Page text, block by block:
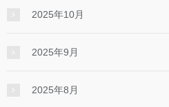
2025年10月
2025年9月
2025年8月